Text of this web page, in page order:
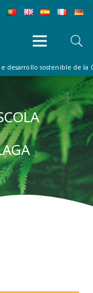
desarrollo sostenible de la